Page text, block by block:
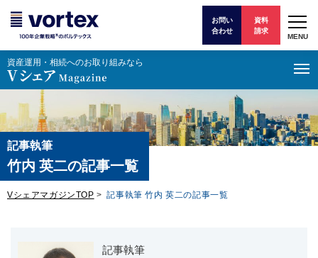
お問い
合わせ
資料
請求
MENU
資産運⽤・相続へのお取り組みなら
記事執筆
竹内 英二の記事一覧
VシェアマガジンTOP > 記事執筆 竹内 英二の記事一覧
記事執筆